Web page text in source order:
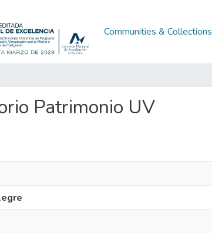
Communities & Collections
Patrimonio UV